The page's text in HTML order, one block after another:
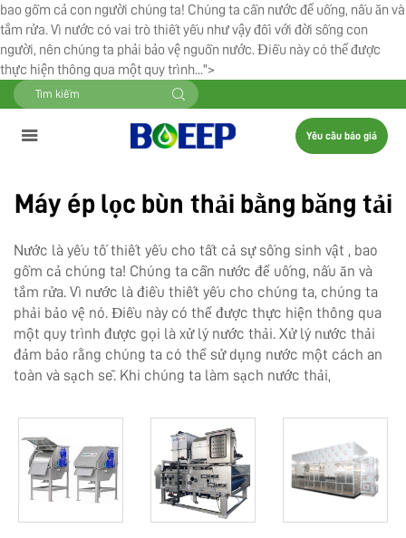
bao gồm cả con người chúng ta! Chúng ta cần nước để uống, nấu ăn và
tắm rửa. Vì nước có vai trò thiết yếu như vậy đối với đời sống con
người, nên chúng ta phải bảo vệ nguồn nước. Điều này có thể được
thực hiện thông qua một quy trình...">
Yêu cầu báo giá
Máy ép lọc bùn thải bằng băng tải
Nước là yếu tố thiết yếu cho tất cả sự sống sinh vật , bao
gồm cả chúng ta! Chúng ta cần nước để uống, nấu ăn và
tắm rửa. Vì nước là điều thiết yếu cho chúng ta, chúng ta
phải bảo vệ nó. Điều này có thể được thực hiện thông qua
một quy trình được gọi là xử lý nước thải. Xử lý nước thải
đảm bảo rằng chúng ta có thể sử dụng nước một cách an
toàn và sạch sẽ. Khi chúng ta làm sạch nước thải,